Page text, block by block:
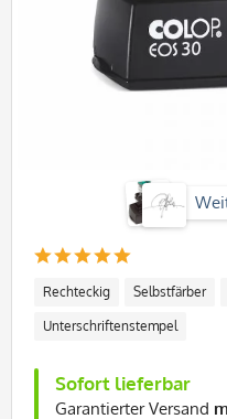
Rechteckig Selbstfärber
Unterschriftenstempel
Sofort lieferbar
Garantierter Versand